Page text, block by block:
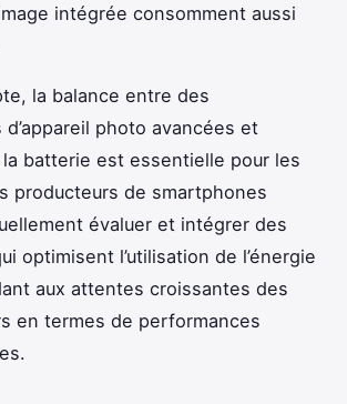
intégrée consomment aussi
la balance entre des
photo avancées et
la batterie est essentielle pour les
producteurs de smartphones
évaluer et intégrer des
optimisent l’utilisation de l’énergie
aux attentes croissantes des
en termes de performances